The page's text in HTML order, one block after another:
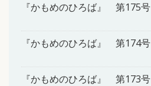
『かもめのひろば』 第175号
『かもめのひろば』 第174号
『かもめのひろば』 第173号